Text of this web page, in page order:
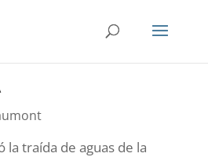
la traída de aguas de la